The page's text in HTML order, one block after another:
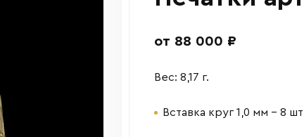
от 88 000 ₽
Вес: 8,17 г.
Вставка круг 1,0 мм – 8 шт